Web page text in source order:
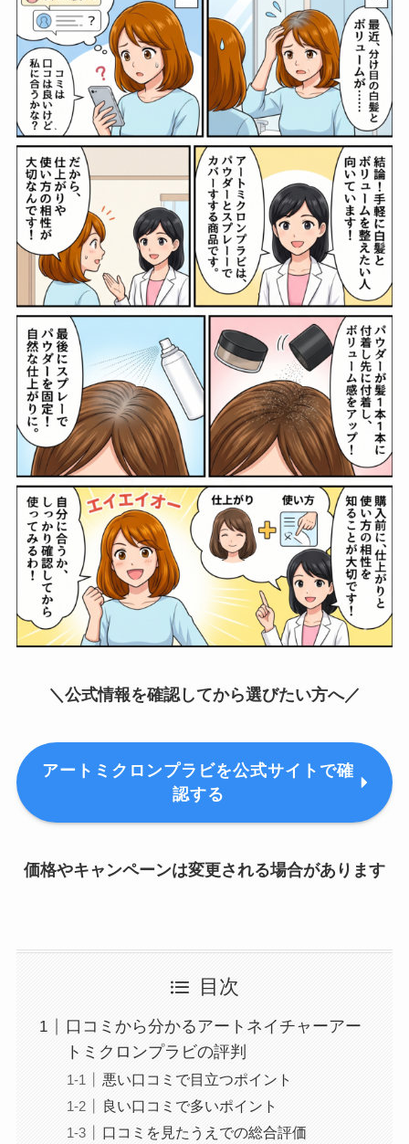
＼公式情報を確認してから選びたい方へ／
アートミクロンプラビを公式サイトで確
認する
価格やキャンペーンは変更される場合があります
目次
口コミから分かるアートネイチャーアー
トミクロンプラビの評判
悪い口コミで目立つポイント
良い口コミで多いポイント
口コミを見たうえでの総合評価